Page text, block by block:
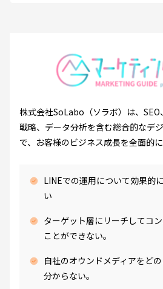
株式会社SoLabo（ソラボ）は、SEO
戦略、データ分析を含む総合的なデ
で、お客様のビジネス成長を全面的に
LINEでの運用について効果的
い
ターゲット層にリーチしてコ
ことができない。
自社のオウンドメディアをど
分からない。